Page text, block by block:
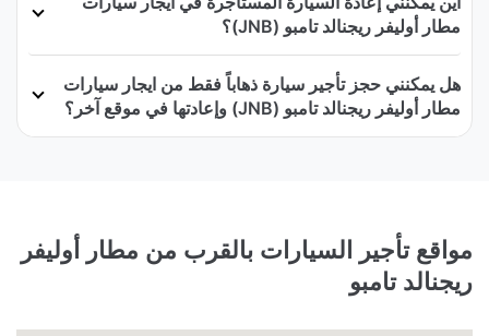
مطار أوليفر ريجنالد تامبو (JNB)؟
هل يمكنني حجز تأجير سيارة ذهاباً فقط من ايجار سيارات
مطار أوليفر ريجنالد تامبو (JNB) وإعادتها في موقع آخر؟
مواقع تأجير السيارات بالقرب من مطار أوليفر
ريجنالد تامبو